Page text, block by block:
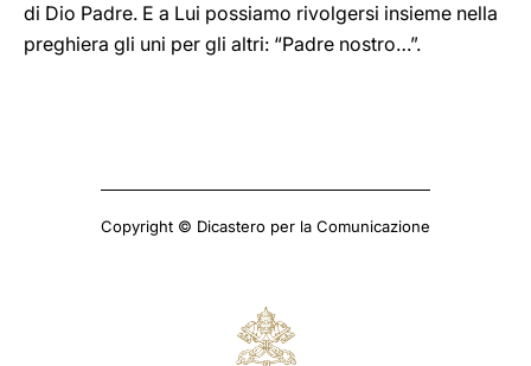
di Dio Padre. E a Lui possiamo rivolgersi insieme nella
preghiera gli uni per gli altri: “Padre nostro…”.
Copyright © Dicastero per la Comunicazione